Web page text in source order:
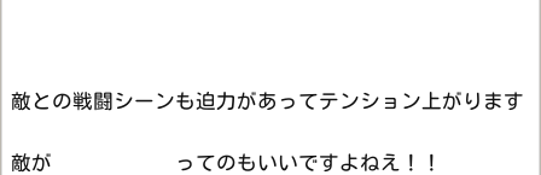
敵との戦闘シーンも迫力があってテンション上がります
敵が ってのもいいですよねえ！！